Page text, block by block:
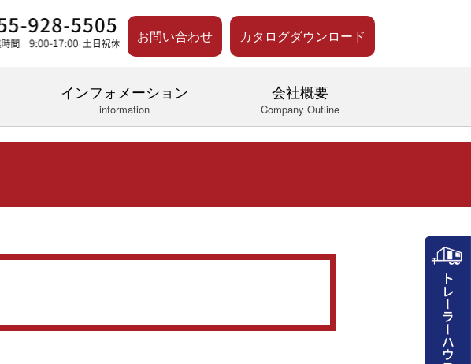
お問い合わせ カタログダウンロード
インフォメーション
information
会社概要
Company Outline